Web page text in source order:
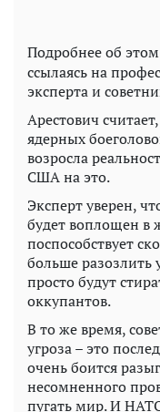
Подробнее об
ссылаясь на
эксперта и
Арестович
ядерных
возросла
США на это.
Эксперт уверен,
будет воплощен в
поспособствует
больше разозлить
просто будут
оккупантов.
В то же время,
угроза – это
очень боится
несомненного
пугать мир. И